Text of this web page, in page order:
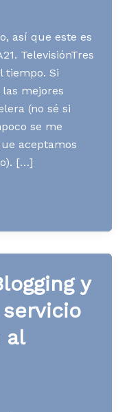
así que este es
TelevisiónTres
tiempo. Si
mejores
(no sé si
se me
aceptamos
[…]
y
al